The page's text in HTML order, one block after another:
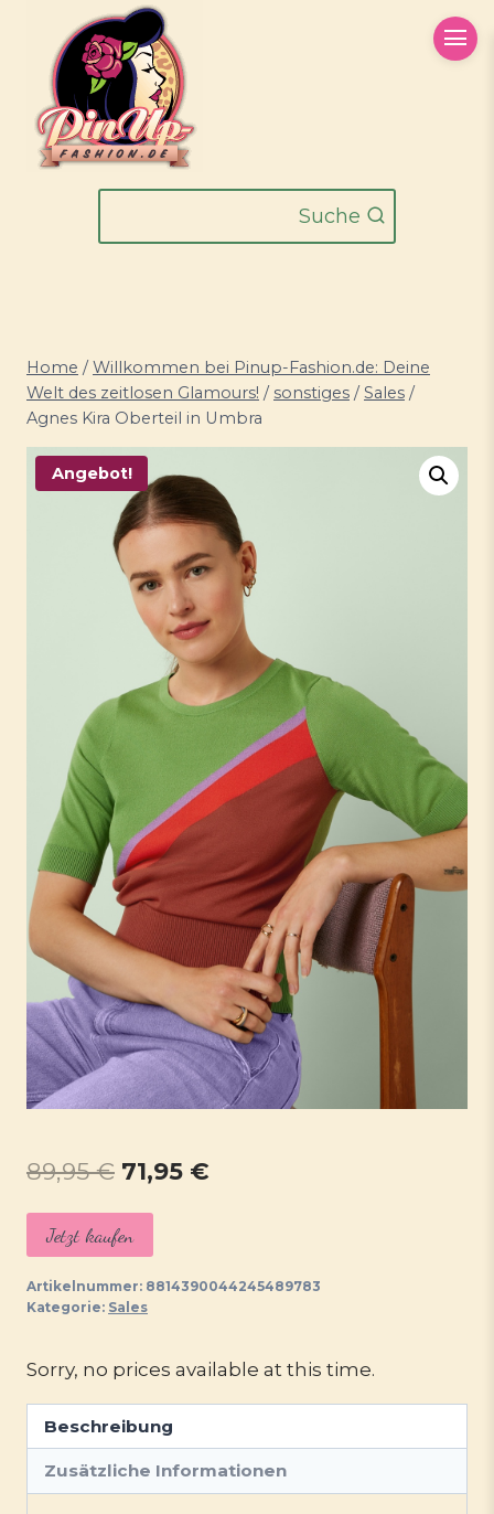
springen
Suche
Home / Willkommen bei Pinup-Fashion.de: Deine
Welt des zeitlosen Glamours! / sonstiges / Sales /
Agnes Kira Oberteil in Umbra
Angebot!
89,95€ Ursprünglicher
Preis
war:
89,95 €
71,95 €
71,95 €.
Jetzt kaufen
Artikelnummer: 8814390044245489783
Kategorie: Sales
Sorry, no prices available at this time.
Beschreibung
Zusätzliche Informationen